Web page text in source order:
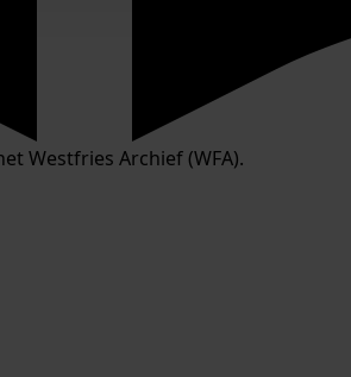
Westfries Archief (WFA).